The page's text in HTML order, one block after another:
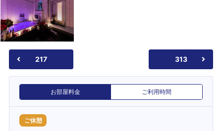
217 313
お部屋料金 ご利用時間
ご休憩